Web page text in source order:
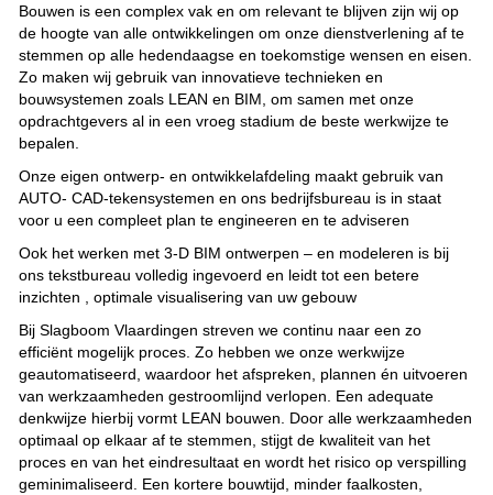
Bouwen is een complex vak en om relevant te blijven zijn wij op
de hoogte van alle ontwikkelingen om onze dienstverlening af te
stemmen op alle hedendaagse en toekomstige wensen en eisen.
Zo maken wij gebruik van innovatieve technieken en
bouwsystemen zoals LEAN en BIM, om samen met onze
opdrachtgevers al in een vroeg stadium de beste werkwijze te
bepalen.
Onze eigen ontwerp- en ontwikkelafdeling maakt gebruik van
AUTO- CAD-tekensystemen en ons bedrijfsbureau is in staat
voor u een compleet plan te engineeren en te adviseren
Ook het werken met 3-D BIM ontwerpen – en modeleren is bij
ons tekstbureau volledig ingevoerd en leidt tot een betere
inzichten , optimale visualisering van uw gebouw
Bij Slagboom Vlaardingen streven we continu naar een zo
efficiënt mogelijk proces. Zo hebben we onze werkwijze
geautomatiseerd, waardoor het afspreken, plannen én uitvoeren
van werkzaamheden gestroomlijnd verlopen. Een adequate
denkwijze hierbij vormt LEAN bouwen. Door alle werkzaamheden
optimaal op elkaar af te stemmen, stijgt de kwaliteit van het
proces en van het eindresultaat en wordt het risico op verspilling
geminimaliseerd. Een kortere bouwtijd, minder faalkosten,